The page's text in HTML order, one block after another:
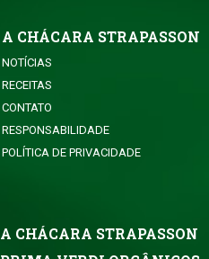
A CHÁCARA STRAPASSON
NOTÍCIAS
RECEITAS
CONTATO
RESPONSABILIDADE
POLÍTICA DE PRIVACIDADE
A CHÁCARA STRAPASSON